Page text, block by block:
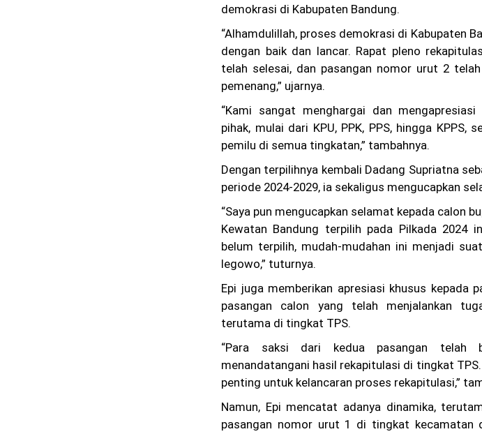
demokrasi di Kabupaten Bandung.
“Alhamdulillah, proses demokrasi di Kabupaten
dengan baik dan lancar. Rapat pleno
telah selesai, dan pasangan nomor urut 2
pemenang,” ujarnya.
“Kami sangat menghargai dan
pihak, mulai dari KPU, PPK, PPS, hingga KPPS,
pemilu di semua tingkatan,” tambahnya.
Dengan terpilihnya kembali Dadang Supriatna
periode 2024-2029, ia sekaligus mengucapkan
“Saya pun mengucapkan selamat kepada calon
Kewatan Bandung terpilih pada Pilkada 2024
belum terpilih, mudah-mudahan ini menjadi
legowo,” tuturnya.
Epi juga memberikan apresiasi khusus kepada
pasangan calon yang telah menjalankan
terutama di tingkat TPS.
“Para saksi dari kedua pasangan telah
menandatangani hasil rekapitulasi di tingkat
penting untuk kelancaran proses rekapitulasi,”
Namun, Epi mencatat adanya dinamika,
pasangan nomor urut 1 di tingkat kecamatan